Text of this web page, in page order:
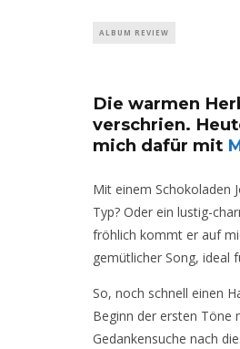
ALBUM REVIEW
Die warmen
verschrien.
mich dafür mit
Mit einem Schokoladen
Typ? Oder ein lustig-
fröhlich kommt er auf
gemütlicher Song, ideal
So, noch schnell einen
Beginn der ersten Töne
Gedankensuche nach